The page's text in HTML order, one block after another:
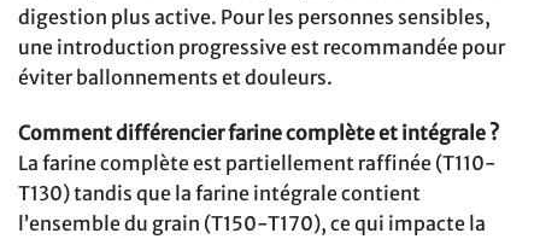
digestion plus active. Pour les personnes sensibles,
une introduction progressive est recommandée pour
éviter ballonnements et douleurs.
Comment différencier farine complète et intégrale ?
La farine complète est partiellement raffinée (T110-
T130) tandis que la farine intégrale contient
l’ensemble du grain (T150-T170), ce qui impacte la